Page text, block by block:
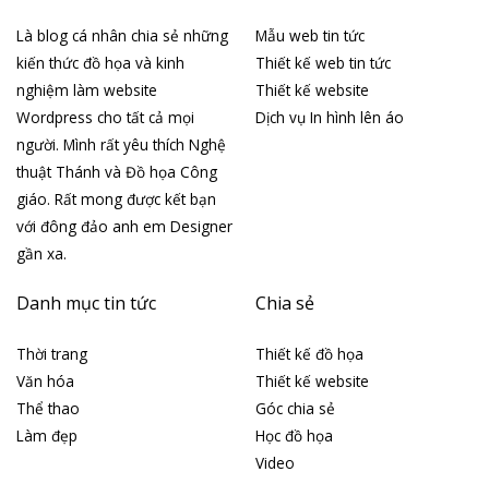
Là blog cá nhân chia sẻ những
kiến thức đồ họa và kinh
nghiệm làm website
Wordpress cho tất cả mọi
người. Mình rất yêu thích Nghệ
thuật Thánh và Đồ họa Công
giáo. Rất mong được kết bạn
với đông đảo anh em Designer
gần xa.
Mẫu web tin tức
Thiết kế web tin tức
Thiết kế website
Dịch vụ In hình lên áo
Danh mục tin tức
Thời trang
Văn hóa
Thể thao
Làm đẹp
Chia sẻ
Thiết kế đồ họa
Thiết kế website
Góc chia sẻ
Học đồ họa
Video